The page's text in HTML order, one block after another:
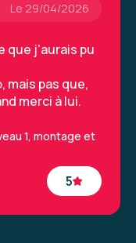
Le 29/04/2026
5
que j'aurais pu
mais pas que,
merci à lui.
1, montage et